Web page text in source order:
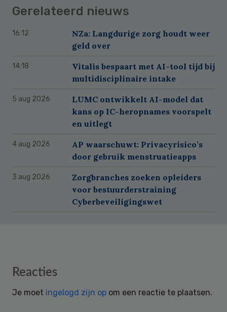
Gerelateerd nieuws
16:12
NZa: Langdurige zorg houdt weer
geld over
14:18
Vitalis bespaart met AI-tool tijd bij
multidisciplinaire intake
5 aug 2026
LUMC ontwikkelt AI-model dat
kans op IC-heropnames voorspelt
en uitlegt
4 aug 2026
AP waarschuwt: Privacyrisico’s
door gebruik menstruatieapps
3 aug 2026
Zorgbranches zoeken opleiders
voor bestuurderstraining
Cyberbeveiligingswet
Reader
Reacties
Je moet ingelogd zijn op om een reactie te plaatsen.